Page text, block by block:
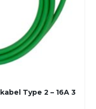
Type 2 – 16A 3